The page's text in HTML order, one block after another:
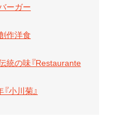
ーガー
作洋食
統の味『Restaurante
小川菊』